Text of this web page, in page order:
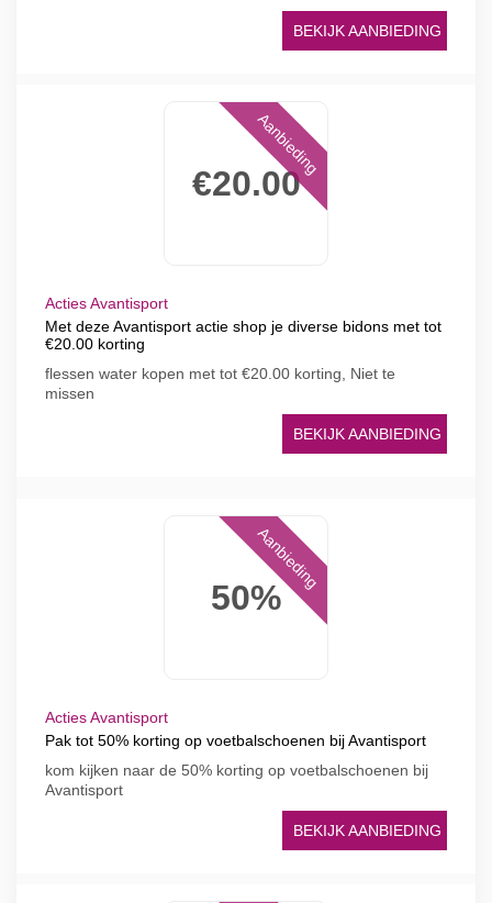
BEKIJK AANBIEDING
€20.00
Aanbieding
Acties Avantisport
Met deze Avantisport actie shop je diverse bidons met tot
€20.00 korting
flessen water kopen met tot €20.00 korting, Niet te
missen
BEKIJK AANBIEDING
50%
Aanbieding
Acties Avantisport
Pak tot 50% korting op voetbalschoenen bij Avantisport
kom kijken naar de 50% korting op voetbalschoenen bij
Avantisport
BEKIJK AANBIEDING